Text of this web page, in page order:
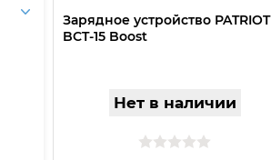
Зарядное устройство PATRIOT
BCT-15 Boost
Нет в наличии